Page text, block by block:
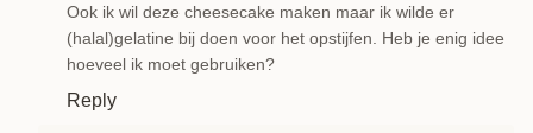
Ook ik wil deze cheesecake maken maar ik wilde er
(halal)gelatine bij doen voor het opstijfen. Heb je enig idee
hoeveel ik moet gebruiken?
Reply